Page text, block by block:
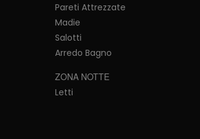
Pareti Attrezzate
Madie
Salotti
Arredo Bagno
ZONA NOTTE
Letti